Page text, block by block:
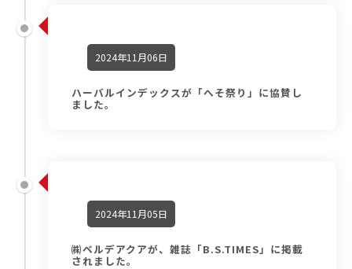
2024年11月06日
ハーバルインデックスが「へそ祭り」に協賛し
ました。
2024年11月05日
㈱ベルデアクアが、雑誌「B.S.TIMES」に掲載
されました。